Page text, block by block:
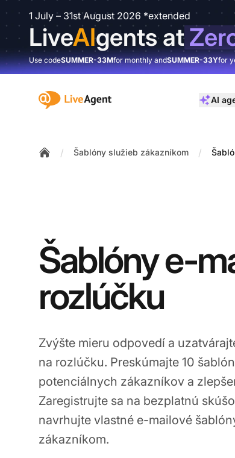
1 July – 31st August 2026 *extended
LiveAIgents at
Use codeSUMMER-33Mfor monthly andSUMMER-33Yfor
:site.title AI
/ Šablóny služieb zákazníkom /
Šablóny e-
rozlúčku
Zvýšte mieru odpovedí a
na rozlúčku. Preskúmajte 10
potenciálnych zákazníkov a
Zaregistrujte sa na bezplatnú
navrhujte vlastné e-mailové
zákazníkom.